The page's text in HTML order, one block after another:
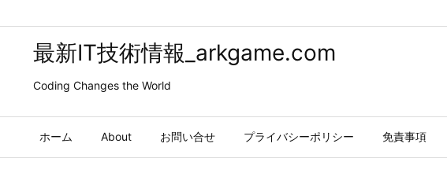
最新IT技術情報_arkgame.com
Coding Changes the World
ホーム About お問い合せ プライバシーポリシー 免責事項